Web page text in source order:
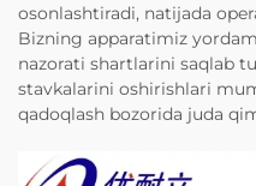
osonlashtiradi, natijada
Bizning apparatimiz
nazorati shartlarini saqlab
stavkalarini oshirishlari
qadoqlash bozorida juda